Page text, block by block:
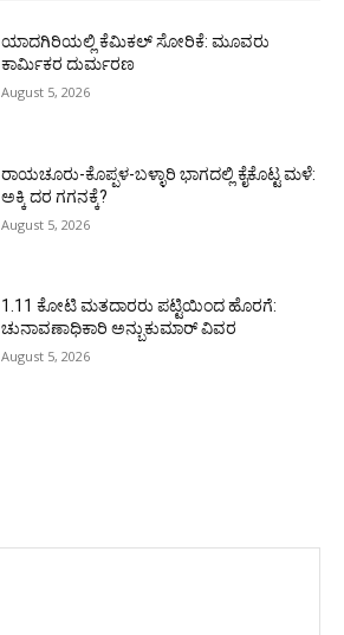
ಯಾದಗಿರಿಯಲ್ಲಿ ಕೆಮಿಕಲ್ ಸೋರಿಕೆ: ಮೂವರು
ಕಾರ್ಮಿಕರ ದುರ್ಮರಣ
August 5, 2026
ರಾಯಚೂರು-ಕೊಪ್ಪಳ-ಬಳ್ಳಾರಿ ಭಾಗದಲ್ಲಿ ಕೈಕೊಟ್ಟ ಮಳೆ:
ಅಕ್ಕಿ ದರ ಗಗನಕ್ಕೆ?
August 5, 2026
1.11 ಕೋಟಿ ಮತದಾರರು ಪಟ್ಟಿಯಿಂದ ಹೊರಗೆ:
ಚುನಾವಣಾಧಿಕಾರಿ ಅನ್ಬುಕುಮಾರ್ ವಿವರ
August 5, 2026